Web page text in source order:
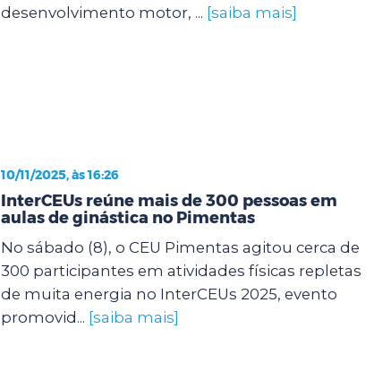
desenvolvimento motor, ... [saiba mais]
10/11/2025, às 16:26
InterCEUs reúne mais de 300 pessoas em
aulas de ginástica no Pimentas
No sábado (8), o CEU Pimentas agitou cerca de
300 participantes em atividades físicas repletas
de muita energia no InterCEUs 2025, evento
promovid... [saiba mais]